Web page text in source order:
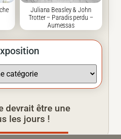
Juliana Beasley & John
Trotter – Paradis perdu –
Aumessas
devrait être une
les jours !